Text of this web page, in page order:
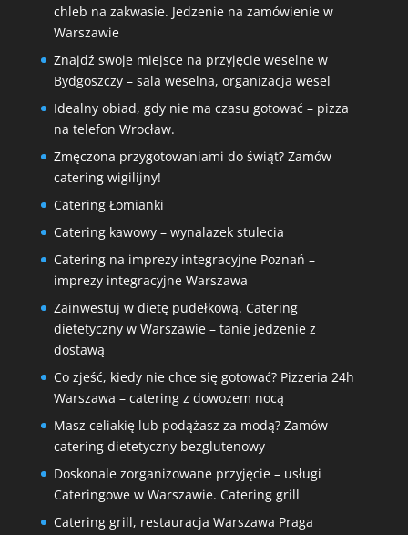
chleb na zakwasie. Jedzenie na zamówienie w
Warszawie
Znajdź swoje miejsce na przyjęcie weselne w
Bydgoszczy – sala weselna, organizacja wesel
Idealny obiad, gdy nie ma czasu gotować – pizza
na telefon Wrocław.
Zmęczona przygotowaniami do świąt? Zamów
catering wigilijny!
Catering Łomianki
Catering kawowy – wynalazek stulecia
Catering na imprezy integracyjne Poznań –
imprezy integracyjne Warszawa
Zainwestuj w dietę pudełkową. Catering
dietetyczny w Warszawie – tanie jedzenie z
dostawą
Co zjeść, kiedy nie chce się gotować? Pizzeria 24h
Warszawa – catering z dowozem nocą
Masz celiakię lub podążasz za modą? Zamów
catering dietetyczny bezglutenowy
Doskonale zorganizowane przyjęcie – usługi
Cateringowe w Warszawie. Catering grill
Catering grill, restauracja Warszawa Praga